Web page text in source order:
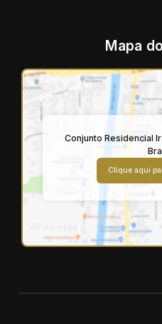
Mapa
Conjunto Residencial
Clique aqui